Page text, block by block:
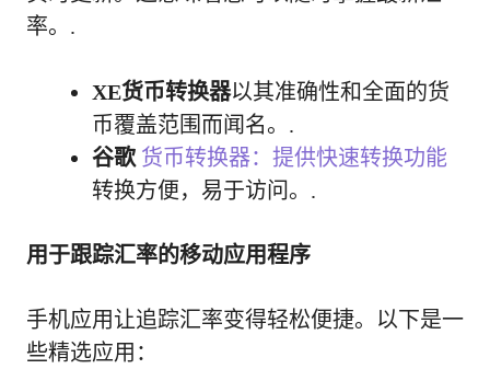
率。.
XE货币转换器以其准确性和全面的货
币覆盖范围而闻名。.
谷歌 货币转换器：提供快速转换功能
转换方便，易于访问。.
用于跟踪汇率的移动应用程序
手机应用让追踪汇率变得轻松便捷。以下是一
些精选应用：